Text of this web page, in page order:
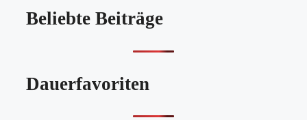
Beliebte Beiträge
Dauerfavoriten